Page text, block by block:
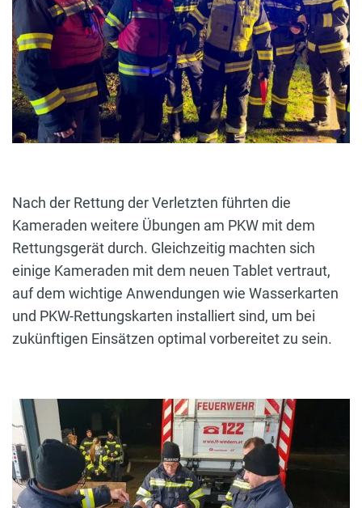
Nach der Rettung der Verletzten führten die
Kameraden weitere Übungen am PKW mit dem
Rettungsgerät durch. Gleichzeitig machten sich
einige Kameraden mit dem neuen Tablet vertraut,
auf dem wichtige Anwendungen wie Wasserkarten
und PKW-Rettungskarten installiert sind, um bei
zukünftigen Einsätzen optimal vorbereitet zu sein.